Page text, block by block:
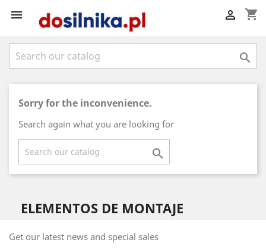
 shopping_cart


Sorry for the inconvenience.
Search again what you are looking for

ELEMENTOS DE MONTAJE
Get our latest news and special sales